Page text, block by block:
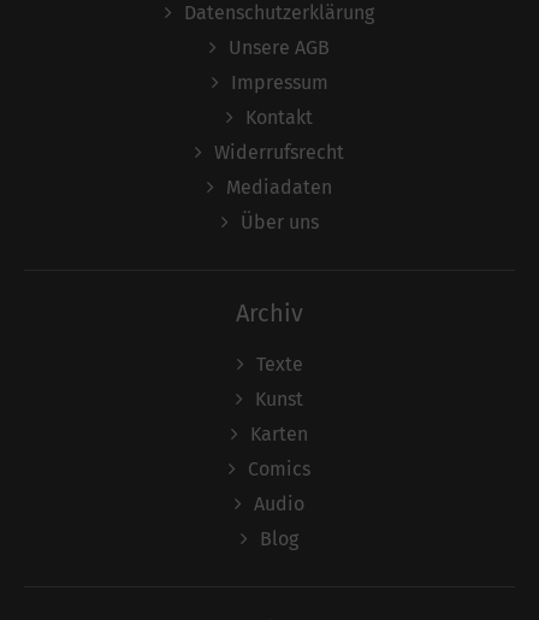
Datenschutzerklärung
Unsere AGB
Impressum
Kontakt
Widerrufsrecht
Mediadaten
Über uns
Archiv
Texte
Kunst
Karten
Comics
Audio
Blog